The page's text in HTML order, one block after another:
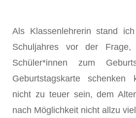
Als Klassenlehrerin stand
Schuljahres vor der
Schüler*innen zum
Geburtstagskarte
nicht zu teuer sein, dem
nach Möglichkeit nicht allzu